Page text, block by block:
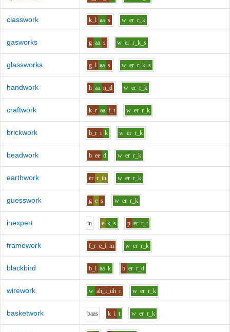
classwork k_l aa s w er r_k
gasworks g aa s w er r_k_s
glassworks g_l aa s w er r_k_s
handwork h aa n_d w er r_k
craftwork k_r aa f_t w er r_k
brickwork b_r i k w er r_k
beadwork b ee d w er r_k
earthwork er r_th w er r_k
guesswork g e s w er r_k
inexpert in e k_s p er r_t
framework f_r e_i m w er r_k
blackbird b_l aa k b er r_d
wirework w ah_i_uh r w er r_k
basketwork baas k i t w er r_k